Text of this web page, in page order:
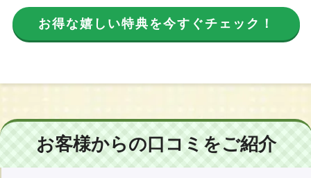
お得な嬉しい特典を今すぐチェック！
お客様からの口コミをご紹介